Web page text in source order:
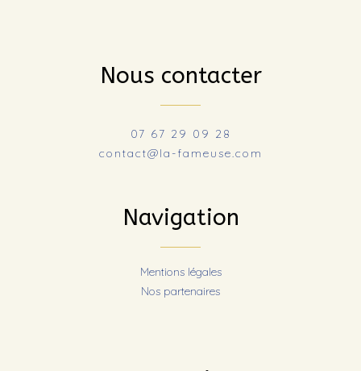
Nous contacter
07 67 29 09 28
contact@la-fameuse.com
Navigation
Mentions légales
Nos partenaires